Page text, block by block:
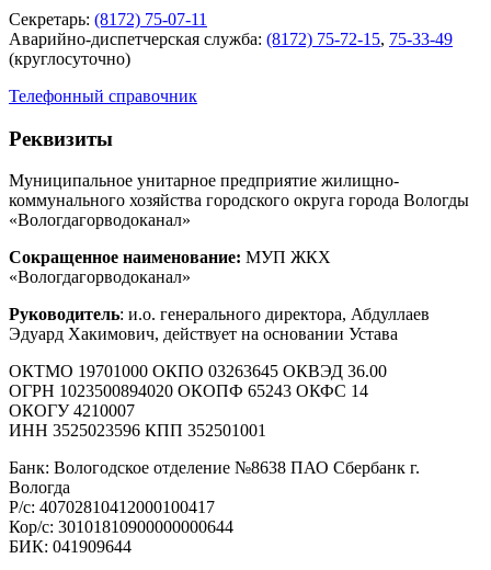
Секретарь: (8172) 75-07-11
Аварийно-диспетчерская служба: (8172) 75-72-15, 75-33-49
(круглосуточно)
Телефонный справочник
Реквизиты
Муниципальное унитарное предприятие жилищно-
коммунального хозяйства городского округа города Вологды
«Вологдагорводоканал»
Сокращенное наименование: МУП ЖКХ
«Вологдагорводоканал»
Руководитель: и.о. генерального директора, Абдуллаев
Эдуард Хакимович, действует на основании Устава
ОКТМО 19701000 ОКПО 03263645 ОКВЭД 36.00
ОГРН 1023500894020 ОКОПФ 65243 ОКФС 14
ОКОГУ 4210007
ИНН 3525023596 КПП 352501001
Банк: Вологодское отделение №8638 ПАО Сбербанк г.
Вологда
Р/с: 40702810412000100417
Кор/с: 30101810900000000644
БИК: 041909644